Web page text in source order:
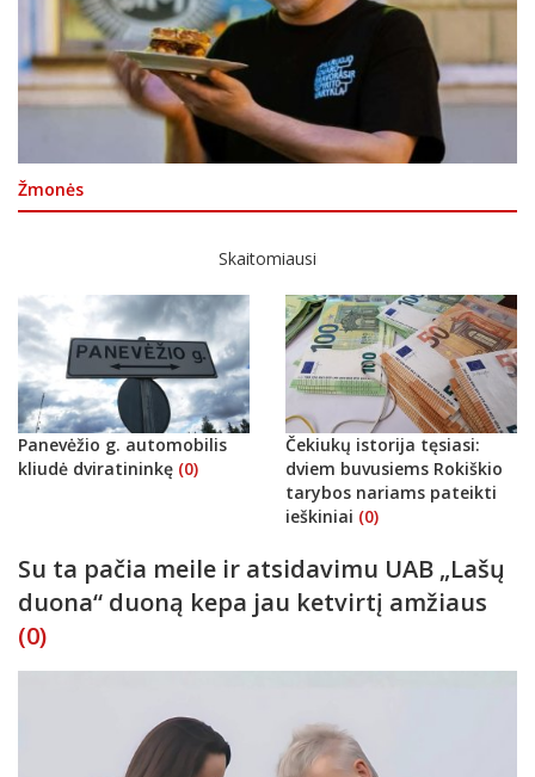
Žmonės
Skaitomiausi
Panevėžio g. automobilis
kliudė dviratininkę (0)
Čekiukų istorija tęsiasi:
dviem buvusiems Rokiškio
tarybos nariams pateikti
ieškiniai (0)
Su ta pačia meile ir atsidavimu UAB „Lašų
duona“ duoną kepa jau ketvirtį amžiaus
(0)